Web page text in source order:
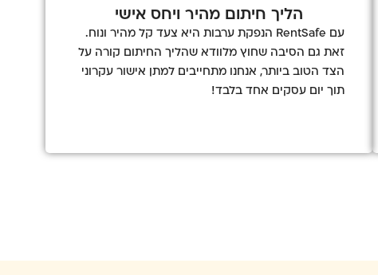
הליך חיתום מהיר ויחס אישי
עם RentSafe הנפקת ערבות היא צעד קל מהיר ונוח.
זאת גם הסיבה שחוץ מלוודא שהליך החיתום קורה על
הצד הטוב ביותר, אנחנו מתחייבים למתן אישור עקרוני
תוך יום עסקים אחד בלבד!